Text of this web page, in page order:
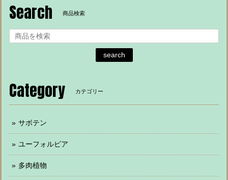
Search 商品検索
search
Category カテゴリー
サボテン
ユーフォルビア
多肉植物